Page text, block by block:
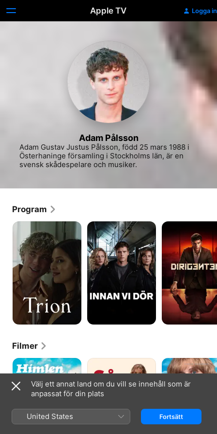
Apple TV Logga in
Adam Pålsson
Adam Gustav Justus Pålsson, född 25 mars 1988 i
Österhaninge församling i Stockholms län, är en
svensk skådespelare och musiker.
Program
Trion
Innan
vi
dör
Dirigenten
Filmer
Himlen
är
blå
Så
Länge
Slår
Ted
-
kärlekens
Välj ett annat land om du vill se innehåll som är
anpassat för din plats
United States Fortsätt